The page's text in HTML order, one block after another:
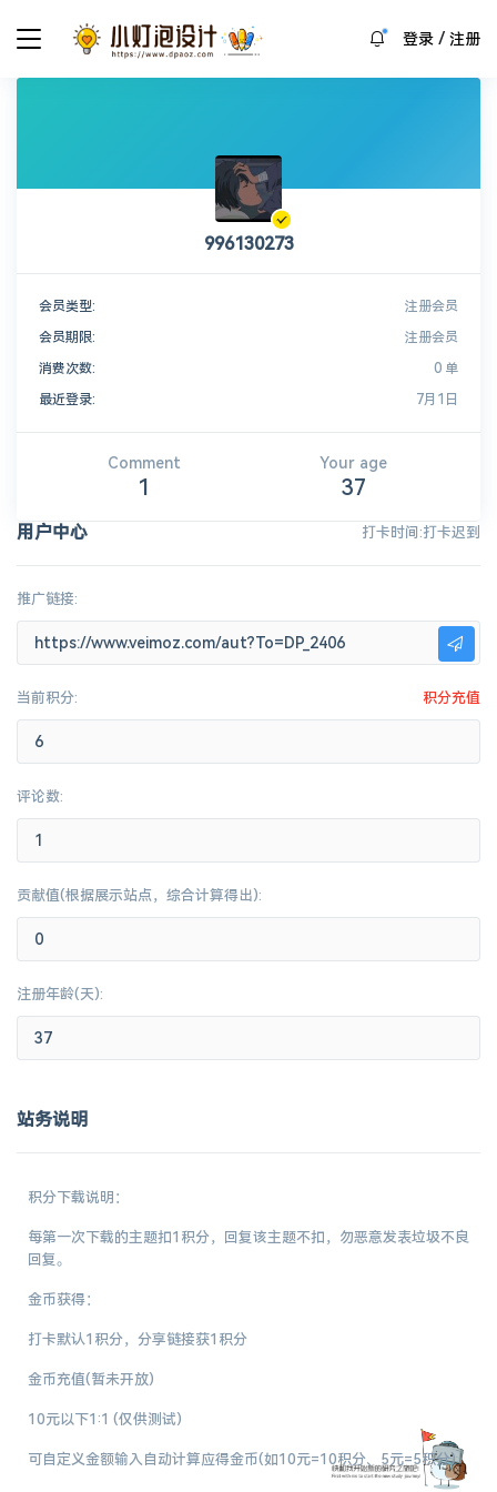
登录/ 注册
996130273
会员类型:
注册会员
会员期限:
注册会员
消费次数:
0 单
最近登录:
7月1日
Comment
1
Your age
37
用户中心 打卡时间:打卡迟到
推广链接:
当前积分: 积分充值
评论数:
贡献值(根据展示站点，综合计算得出):
注册年龄(天):
站务说明
积分下载说明：
每第一次下载的主题扣1积分，回复该主题不扣，勿恶意发表垃圾不良
回复。
金币获得：
打卡默认1积分，分享链接获1积分
金币充值(暂未开放)
10元以下1:1 (仅供测试)
可自定义金额输入自动计算应得金币(如10元=10积分、5元=5积分)